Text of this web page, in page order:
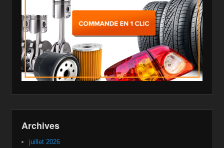
Archives
juillet 2026